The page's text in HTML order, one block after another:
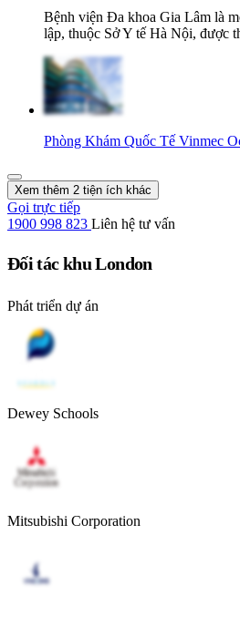
Bệnh viện Đa khoa Gia Lâm là
lập, thuộc Sở Y tế Hà Nội, được
Phòng Khám Quốc Tế Vinmec
Xem thêm 2 tiện ích khác
Gọi trực tiếp
1900 998 823 Liên hệ tư vấn
Đối tác khu London
Phát triển dự án
Dewey Schools
Mitsubishi Corporation